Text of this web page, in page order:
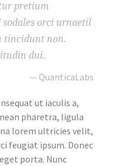
pretium
orci urnaetil
tincidunt non.
dui.
— QuanticaLabs
ut iaculis a,
pharetra, ligula
lorem ultricies velit,
feugiat ipsum. Donec
porta. Nunc